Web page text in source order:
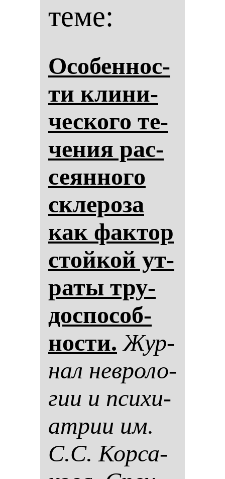
теме:
Осо­бен­нос­
ти кли­ни­
чес­ко­го те­
че­ния рас­
се­ян­но­го
скле­ро­за
как фак­тор
стой­кой ут­
ра­ты тру­
дос­по­соб­
нос­ти. Жур­
нал нев­ро­ло­
гии и пси­хи­
ат­рии им.
С.С. Кор­са­